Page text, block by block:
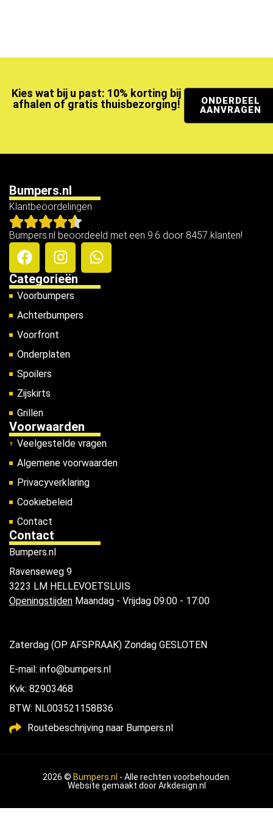
Kies wat bij u past: 10% korting bij
afhalen of gratis thuisbezorging!
ONDERDEEL
AANVRAGEN
Bumpers.nl
Klantbeoordelingen
Bumpers.nl beoordeeld met een 9.6 door 8457 klanten!
Categorieën
Voorbumpers
Achterbumpers
Voorfront
Onderplaten
Spoilers
Zijskirts
Grillen
Voorwaarden
Veelgestelde vragen
Algemene voorwaarden
Privacyverklaring
Cookiebeleid
Contact
Contact
Bumpers.nl
Ravenseweg 9
3223 LM HELLEVOETSLUIS
Openingstijden Maandag - Vrijdag 09:00 - 17:00
Zaterdag (OP AFSPRAAK) Zondag GESLOTEN
E-mail: info@bumpers.nl
Kvk: 82903468
BTW: NL003521158B36
Routebeschrijving naar Bumpers.nl
2026 © Bumpers.nl - Alle rechten voorbehouden.
Website gemaakt doorArkdesign.nl